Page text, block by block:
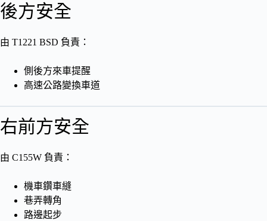
後方安全
由 T1221 BSD 負責：
側後方來車提醒
高速公路變換車道
右前方安全
由 C155W 負責：
機車鑽車縫
巷弄轉角
路邊起步